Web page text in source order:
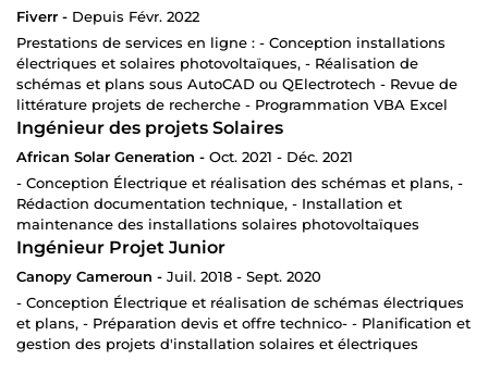
Fiverr - Depuis Févr. 2022
Prestations de services en ligne : - Conception installations
électriques et solaires photovoltaïques, - Réalisation de
schémas et plans sous AutoCAD ou QElectrotech - Revue de
littérature projets de recherche - Programmation VBA Excel
Ingénieur des projets Solaires
African Solar Generation - Oct. 2021 - Déc. 2021
- Conception Électrique et réalisation des schémas et plans, -
Rédaction documentation technique, - Installation et
maintenance des installations solaires photovoltaïques
Ingénieur Projet Junior
Canopy Cameroun - Juil. 2018 - Sept. 2020
- Conception Électrique et réalisation de schémas électriques
et plans, - Préparation devis et offre technico- - Planification et
gestion des projets d'installation solaires et électriques